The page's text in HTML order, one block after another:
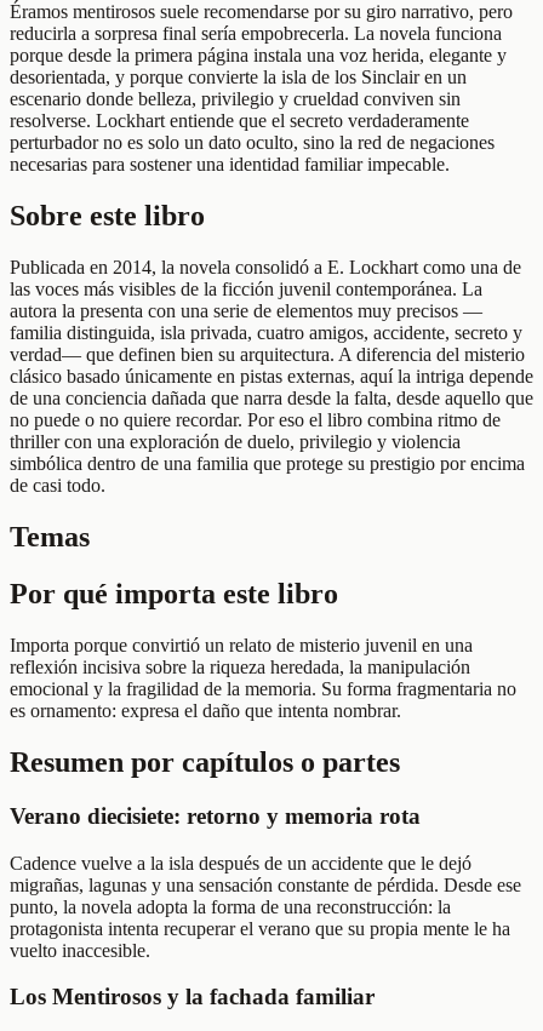
Éramos mentirosos suele recomendarse por su giro narrativo, pero
reducirla a sorpresa final sería empobrecerla. La novela funciona
porque desde la primera página instala una voz herida, elegante y
desorientada, y porque convierte la isla de los Sinclair en un
escenario donde belleza, privilegio y crueldad conviven sin
resolverse. Lockhart entiende que el secreto verdaderamente
perturbador no es solo un dato oculto, sino la red de negaciones
necesarias para sostener una identidad familiar impecable.
Sobre este libro
Publicada en 2014, la novela consolidó a E. Lockhart como una de
las voces más visibles de la ficción juvenil contemporánea. La
autora la presenta con una serie de elementos muy precisos —
familia distinguida, isla privada, cuatro amigos, accidente, secreto y
verdad— que definen bien su arquitectura. A diferencia del misterio
clásico basado únicamente en pistas externas, aquí la intriga depende
de una conciencia dañada que narra desde la falta, desde aquello que
no puede o no quiere recordar. Por eso el libro combina ritmo de
thriller con una exploración de duelo, privilegio y violencia
simbólica dentro de una familia que protege su prestigio por encima
de casi todo.
Temas
Por qué importa este libro
Importa porque convirtió un relato de misterio juvenil en una
reflexión incisiva sobre la riqueza heredada, la manipulación
emocional y la fragilidad de la memoria. Su forma fragmentaria no
es ornamento: expresa el daño que intenta nombrar.
Resumen por capítulos o partes
Verano diecisiete: retorno y memoria rota
Cadence vuelve a la isla después de un accidente que le dejó
migrañas, lagunas y una sensación constante de pérdida. Desde ese
punto, la novela adopta la forma de una reconstrucción: la
protagonista intenta recuperar el verano que su propia mente le ha
vuelto inaccesible.
Los Mentirosos y la fachada familiar